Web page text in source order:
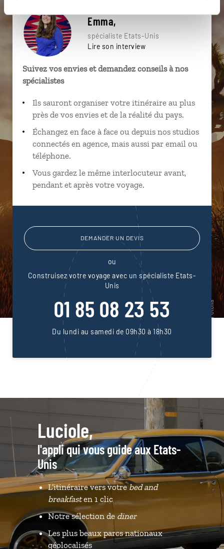
Emma,
spécialiste Etats-Unis
Lire son interview
Suivez vos envies et demandez conseils à nos
spécialistes
Ils sauront organiser votre itinéraire au plus
près de vos envies et de la réalité du pays.
Échangez en face à face ou depuis nos studios
connectés en agence, mais aussi par email ou
téléphone.
Vous gardez le même interlocuteur avant,
pendant et après votre voyage.
DEMANDER UN DEVIS
ou
Construisez votre voyage avec un spécialiste Etats-
Unis
01 85 08 23 53
Du lundi au samedi de 09h30 à 18h30
Luciole,
l'appli qui vous guide aux Etats-
Unis
L’itinéraire vers votrebed and
breakfasten 1 clic
Notre sélection de diner
Les plus beaux parcs nationaux
géolocalisés